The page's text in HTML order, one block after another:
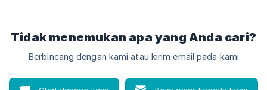
Tidak menemukan apa yang Anda cari?
Berbincang dengan kami atau kirim email pada kami